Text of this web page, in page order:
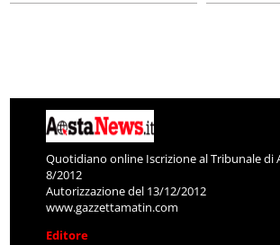
Quotidiano online Iscrizione al Tribunale di
8/2012
Autorizzazione del 13/12/2012
www.gazzettamatin.com
Editore